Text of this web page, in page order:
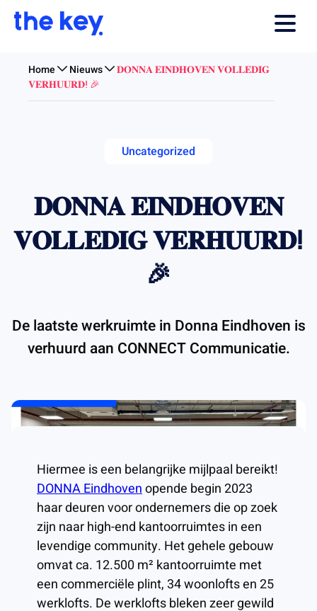
Home Nieuws
𝐃𝐎𝐍𝐍𝐀 𝐄𝐈𝐍𝐃𝐇𝐎𝐕𝐄𝐍 𝐕𝐎𝐋𝐋𝐄𝐃𝐈𝐆
𝐕𝐄𝐑𝐇𝐔𝐔𝐑𝐃ⵑ 🎉
Uncategorized
𝐃𝐎𝐍𝐍𝐀 𝐄𝐈𝐍𝐃𝐇𝐎𝐕𝐄𝐍
𝐕𝐎𝐋𝐋𝐄𝐃𝐈𝐆 𝐕𝐄𝐑𝐇𝐔𝐔𝐑𝐃ⵑ
🎉
De laatste werkruimte in Donna Eindhoven is
verhuurd aan CONNECT Communicatie.
Hiermee is een belangrijke mijlpaal bereikt!
DONNA Eindhovenopende begin 2023
haar deuren voor ondernemers die op zoek
zijn naar high-end kantoorruimtes in een
levendige community. Het gehele gebouw
omvat ca. 12.500 m² kantoorruimte met
een commerciële plint, 34 woonlofts en 25
werklofts. De werklofts bleken zeer gewild